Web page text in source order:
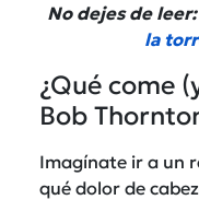
No dejes de leer:
la
¿Qué come
Bob
Imagínate ir a un
qué dolor de